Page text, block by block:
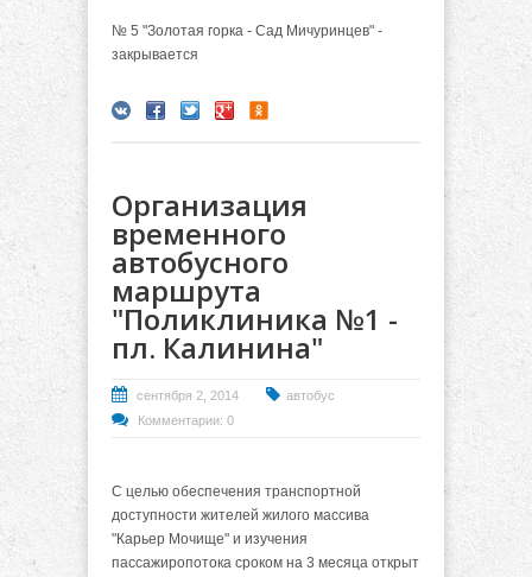
№ 5 "Золотая горка - Сад Мичуринцев" -
закрывается
Организация
временного
автобусного
маршрута
"Поликлиника №1 -
пл. Калинина"
сентября 2, 2014
автобус
Комментарии: 0
С целью обеспечения транспортной
доступности жителей жилого массива
"Карьер Мочище" и изучения
пассажиропотока сроком на 3 месяца открыт